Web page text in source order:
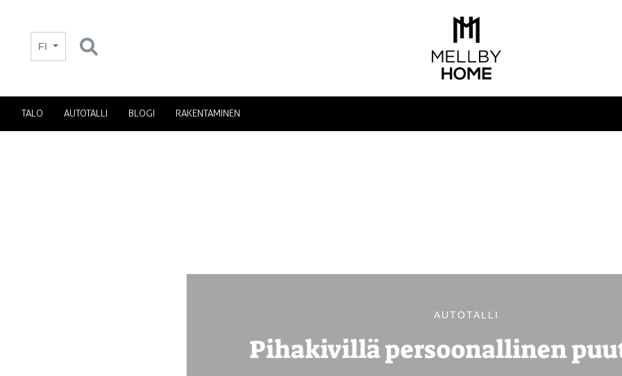
FI
TALO AUTOTALLI BLOGI RAKENTAMINEN
AUTOTALLI
Pihakivillä persoonallinen